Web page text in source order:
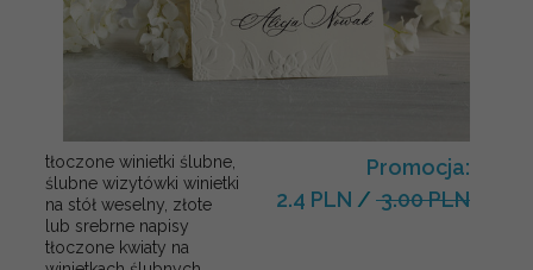
tłoczone winietki ślubne,
ślubne wizytówki winietki
na stół weselny, złote
lub srebrne napisy
tłoczone kwiaty na
Promocja:
2.4 PLN / 3.00 PLN